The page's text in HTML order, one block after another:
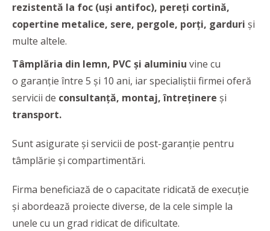
rezistentă la foc (uși antifoc), pereți cortină,
copertine metalice, sere, pergole, porți, garduri și
multe altele.
Tâmplăria din lemn, PVC și aluminiu vine cu
o garanție între 5 și 10 ani, iar specialiștii firmei oferă
servicii de consultanță, montaj, întreținere și
transport.
Sunt asigurate și servicii de post-garanție pentru
tâmplărie și compartimentări.
Firma beneficiază de o capacitate ridicată de execuție
și abordează proiecte diverse, de la cele simple la
unele cu un grad ridicat de dificultate.